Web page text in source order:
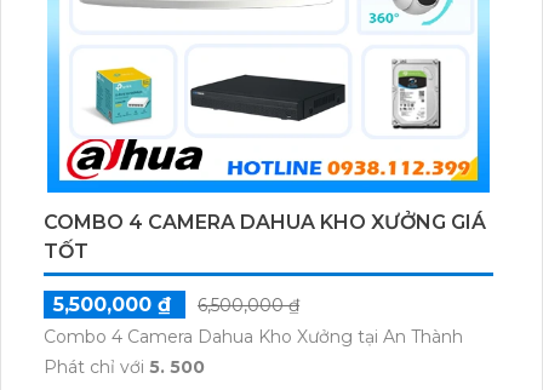
COMBO 4 CAMERA DAHUA KHO XƯỞNG GIÁ
TỐT
5,500,000 ₫
6,500,000 ₫
Combo 4 Camera Dahua Kho Xưởng tại An Thành
Phát chỉ với 5. 500